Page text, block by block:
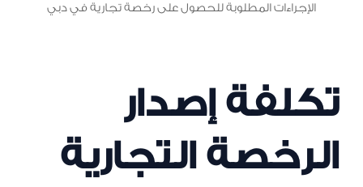
الإجراءات المطلوبة للحصول على رخصة تجارية في دبي
تكلفة إصدار
الرخصة التجارية